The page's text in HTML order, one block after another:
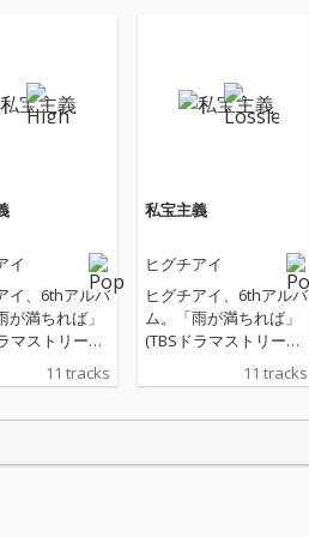
イ
イ、6thアルバ
が満ちれば」
マストリーム
果てまで連れ
主題歌)、
11 tracks
私宝主義
ヒグチアイ
ヒグチアイ、6thアルバ
ム。「雨が満ちれば」
(TBSドラマストリーム
『地獄の果てまで連れ
ていく』主題歌)、
11 tracks